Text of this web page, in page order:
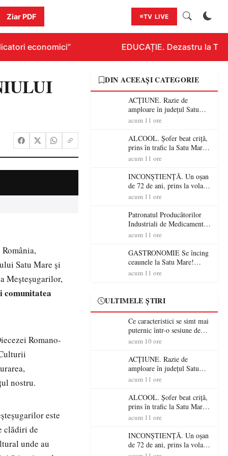
Ziar PDF TV LIVE
economici” EDUCAȚIE. Dezastru la
Satu Mare și
Meșteșugarilor,
comunitatea
Romano-
nostru.
este
clădiri de
unde au
DIN ACEEAȘI CATEGORIE
ACȚIUNE. Razie de
amploare în județul Satu
Mare! Polițiștii au dat sute
șoferi fără permis într-o
singură zi
acum 11 ore
ALCOOL. Șofer beat criță,
prins în trafic la Satu Mare!
Alcoolemie uriașă
acum 11 ore
INCONȘTIENȚĂ. Un oșan
de 72 de ani, prins la volan
fără permis! Polițiștii l-au
acum 11 ore
Patronatul Producătorilor
Industriali de Medicamente
din România (PRIMER):
energie electrică a fabricilor
de medicamente va pune în
pericol accesul pacienților la
medicamente esențiale
acum 11 ore
GASTRONOMIE Se încing
ceaunele la Satu Mare!
Concursul „Veress Ádám”
jurat de renume
acum 11 ore
ULTIMELE ȘTIRI
Ce caracteristici se simt mai
puternic într-o sesiune de
distracție la sloturi online:
RTP?
acum 10 ore
ACȚIUNE. Razie de
amploare în județul Satu
Mare! Polițiștii au dat sute
șoferi fără permis într-o
singură zi
acum 11 ore
ALCOOL. Șofer beat criță,
prins în trafic la Satu Mare!
Alcoolemie uriașă
acum 11 ore
INCONȘTIENȚĂ. Un oșan
de 72 de ani, prins la volan
fără permis! Polițiștii l-au